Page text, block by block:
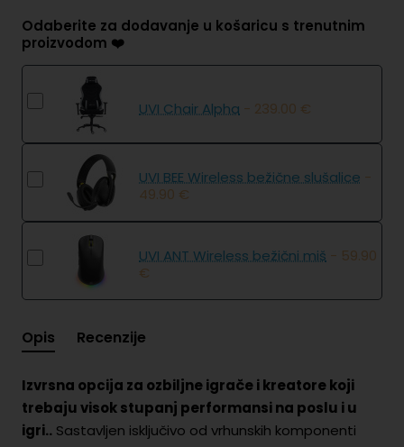
Odaberite za dodavanje u košaricu s trenutnim
proizvodom ❤️
UVI Chair Alpha - 239.00 €
UVI BEE Wireless bežične slušalice -
49.90 €
UVI ANT Wireless bežični miš - 59.90
€
Opis Recenzije
Izvrsna opcija za ozbiljne igrače i kreatore koji
trebaju visok stupanj performansi na poslu i u
igri.. Sastavljen isključivo od vrhunskih komponenti